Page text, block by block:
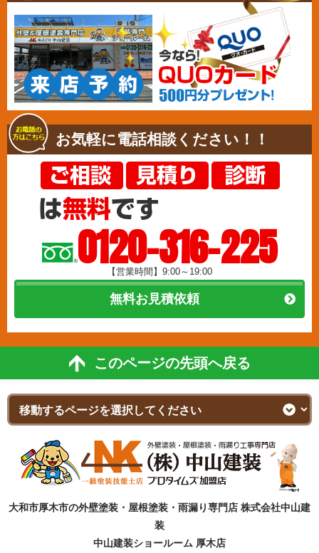
お気軽に電話相談ください！！
0120-316-225
【営業時間】9:00～19:00
無料お見積依頼
このページの先頭へ戻る
大和市厚木市の外壁塗装・屋根塗装・雨漏り専門店 株式会社中山建
装
中山建装ショールーム 厚木店